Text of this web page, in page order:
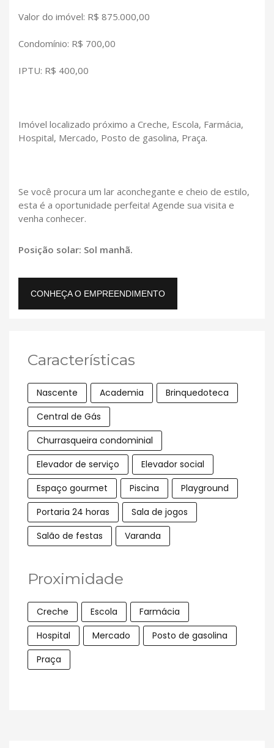
Valor do imóvel: R$ 875.000,00
Condomínio: R$ 700,00
IPTU: R$ 400,00
Imóvel localizado próximo a Creche, Escola, Farmácia,
Hospital, Mercado, Posto de gasolina, Praça.
Se você procura um lar aconchegante e cheio de estilo,
esta é a oportunidade perfeita! Agende sua visita e
venha conhecer.
Posição solar: Sol manhã.
CONHEÇA O EMPREENDIMENTO
Características
Nascente Academia
Brinquedoteca
Central de Gás
Churrasqueira condominial
Elevador de serviço
Elevador social
Espaço gourmet
Piscina
Playground
Portaria 24 horas
Sala de jogos
Salão de festas
Varanda
Proximidade
Creche Escola
Farmácia
Hospital
Mercado
Posto de gasolina
Praça